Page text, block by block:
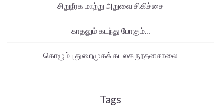
சிறுநீரக மாற்று அறுவை சிகிச்சை
காதலும் கடந்து போகும்…
கொழும்பு துறைமுகக் கடலக நூதனசாலை
Tags